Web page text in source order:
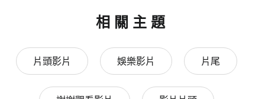
相關主題
片頭影片 娛樂影片 片尾